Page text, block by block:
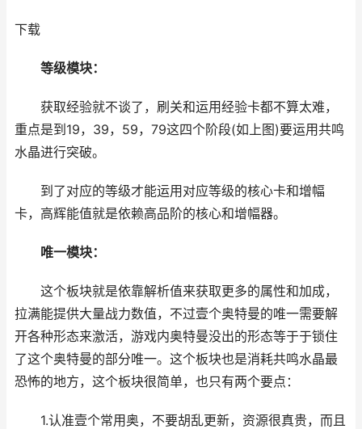
下载
等级模块：
获取经验就不谈了，刷关和运用经验卡都不算太难，
重点是到19，39，59，79这四个阶段(如上图)要运用共鸣
水晶进行突破。
到了对应的等级才能运用对应等级的核心卡和增幅
卡，高辉能值就是依赖高品阶的核心和增幅器。
唯一模块：
这个板块就是依靠解析值来获取更多的属性和加成，
拉满能提供大量战力数值，不过壹个奥特曼的唯一需要解
开各种形态来激活，游戏内奥特曼没出的形态等于于锁住
了这个奥特曼的部分唯一。这个板块也是消耗共鸣水晶最
恐怖的地方，这个板块很简单，也只有两个要点：
1.认准壹个常用奥，不要胡乱更新，资源很真贵，而且